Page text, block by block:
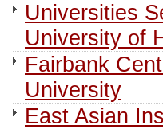
Universities
University of
Fairbank
University
East Asian